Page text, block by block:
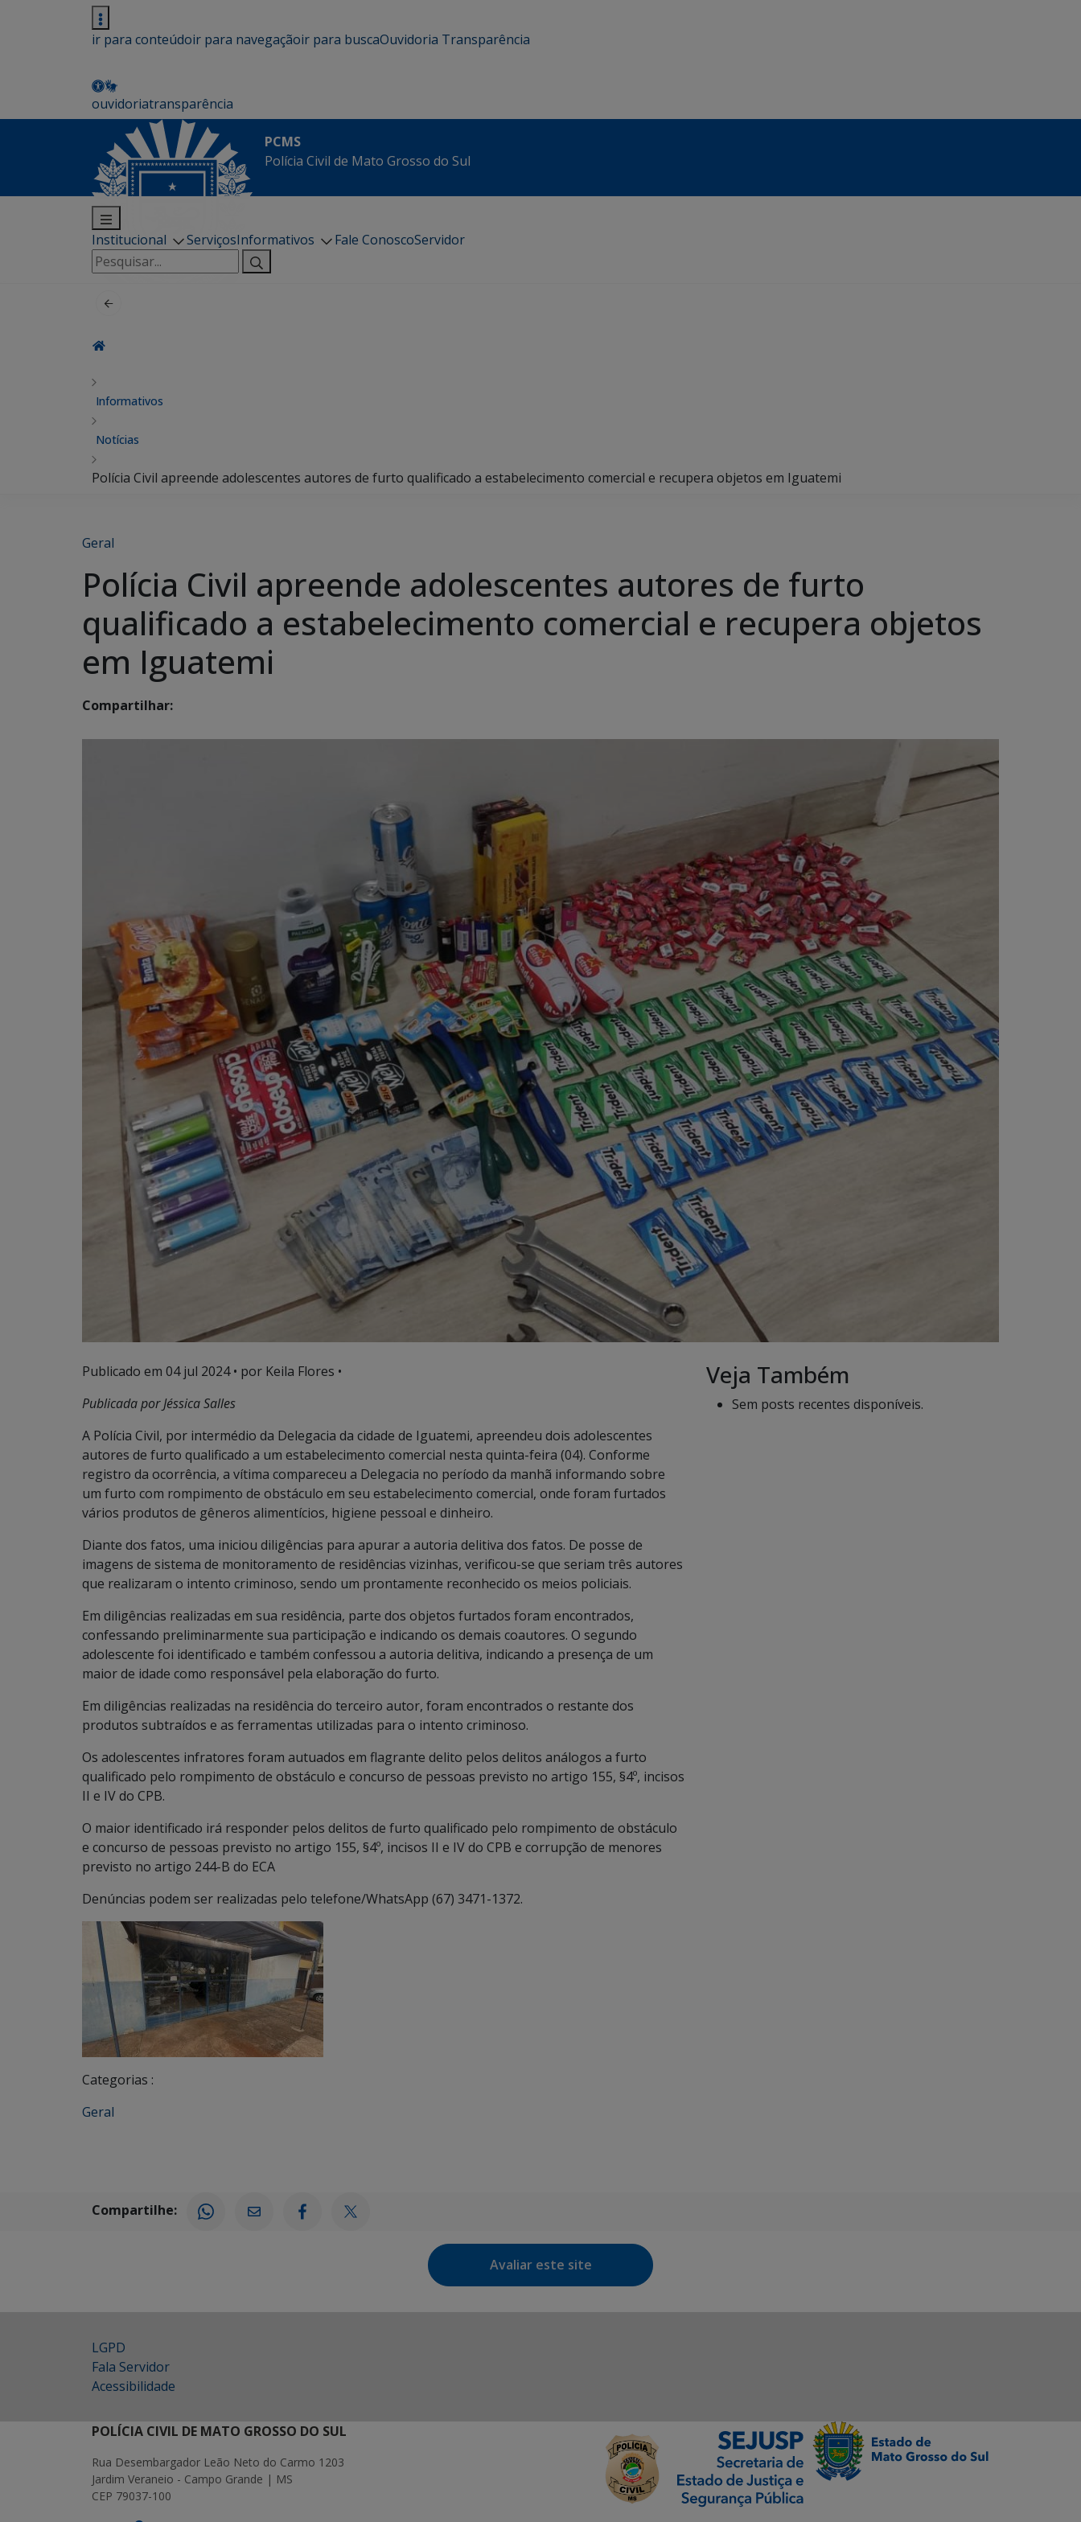
ir para conteúdoir para navegaçãoir para buscaOuvidoria Transparência
ouvidoriatransparência
PCMS
Polícia Civil de Mato Grosso do Sul
Institucional ServiçosInformativos Fale ConoscoServidor
Pesquisar
por:
Informativos
Notícias
Polícia Civil apreende adolescentes autores de furto qualificado a estabelecimento comercial e recupera objetos em Iguatemi
Geral
Polícia Civil apreende adolescentes autores de furto
qualificado a estabelecimento comercial e recupera objetos
em Iguatemi
Compartilhar:
Publicado em 04 jul 2024• por Keila Flores •
Publicada por Jéssica Salles
A Polícia Civil, por intermédio da Delegacia da cidade de Iguatemi, apreendeu dois adolescentes
autores de furto qualificado a um estabelecimento comercial nesta quinta-feira (04). Conforme
registro da ocorrência, a vítima compareceu a Delegacia no período da manhã informando sobre
um furto com rompimento de obstáculo em seu estabelecimento comercial, onde foram furtados
vários produtos de gêneros alimentícios, higiene pessoal e dinheiro.
Diante dos fatos, uma iniciou diligências para apurar a autoria delitiva dos fatos. De posse de
imagens de sistema de monitoramento de residências vizinhas, verificou-se que seriam três autores
que realizaram o intento criminoso, sendo um prontamente reconhecido os meios policiais.
Em diligências realizadas em sua residência, parte dos objetos furtados foram encontrados,
confessando preliminarmente sua participação e indicando os demais coautores. O segundo
adolescente foi identificado e também confessou a autoria delitiva, indicando a presença de um
maior de idade como responsável pela elaboração do furto.
Em diligências realizadas na residência do terceiro autor, foram encontrados o restante dos
produtos subtraídos e as ferramentas utilizadas para o intento criminoso.
Os adolescentes infratores foram autuados em flagrante delito pelos delitos análogos a furto
qualificado pelo rompimento de obstáculo e concurso de pessoas previsto no artigo 155, §4º, incisos
II e IV do CPB.
O maior identificado irá responder pelos delitos de furto qualificado pelo rompimento de obstáculo
e concurso de pessoas previsto no artigo 155, §4º, incisos II e IV do CPB e corrupção de menores
previsto no artigo 244-B do ECA
Denúncias podem ser realizadas pelo telefone/WhatsApp (67) 3471-1372.
Categorias :
Geral
Veja Também
Sem posts recentes disponíveis.
Compartilhe:
Avaliar este site
LGPD
Fala Servidor
Acessibilidade
POLÍCIA CIVIL DE MATO GROSSO DO SUL
Rua Desembargador Leão Neto do Carmo 1203
Jardim Veraneio - Campo Grande | MS
CEP 79037-100